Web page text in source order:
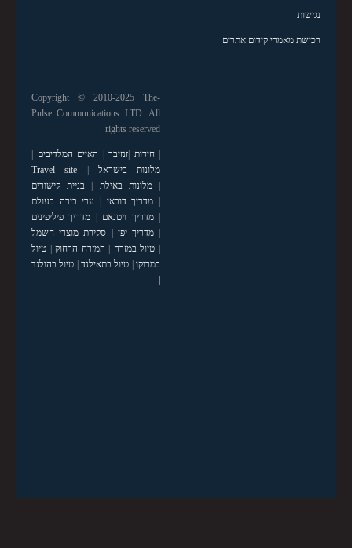
נגישות
רכישת מאמרי קידום אתרים
Copyright © 2010-2025 The-
Pulse Communications LTD. All
rights reserved
|חידות |זנזיבר | האיים המלדיבים |
מלונות בישראל |
Travel site
|מלונות באילת | בניית קישורים
| מדריך דובאי | ערי בירה בעולם
|מדריך ויטנאם | מדריך פיליפינים
|מדריך יפן | סקירת מוצרי חשמל
| טיול במזרח | המזרח הרחוק| טיול
במרוקו| טיול בתאילנד| טיול בהולנד
|